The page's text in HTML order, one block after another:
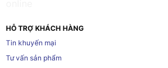
HỖ TRỢ KHÁCH HÀNG
Tin khuyến mại
Tư vấn sản phẩm